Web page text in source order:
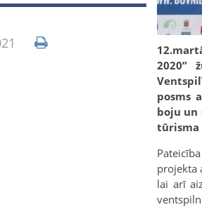
2020”
posms
boju un
tūrisma
projekta
lai arī